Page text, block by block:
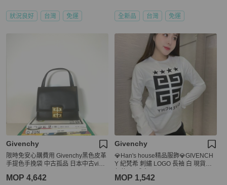
狀況良好 台灣 免運 全新品 台灣 免運
Givenchy
限時免安心購費用 Givenchy黑色皮革
手提色手挽袋 中古孤品 日本中古vinta
MOP 4,642
Givenchy
💎Han's house精品服飾💎GIVENCH
Y 紀梵希 刺繡 LOGO 長袖 白 現貨青
MOP 1,542